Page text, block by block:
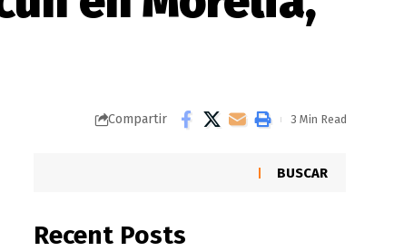
Compartir 3 Min Read
BUSCAR
Recent Posts